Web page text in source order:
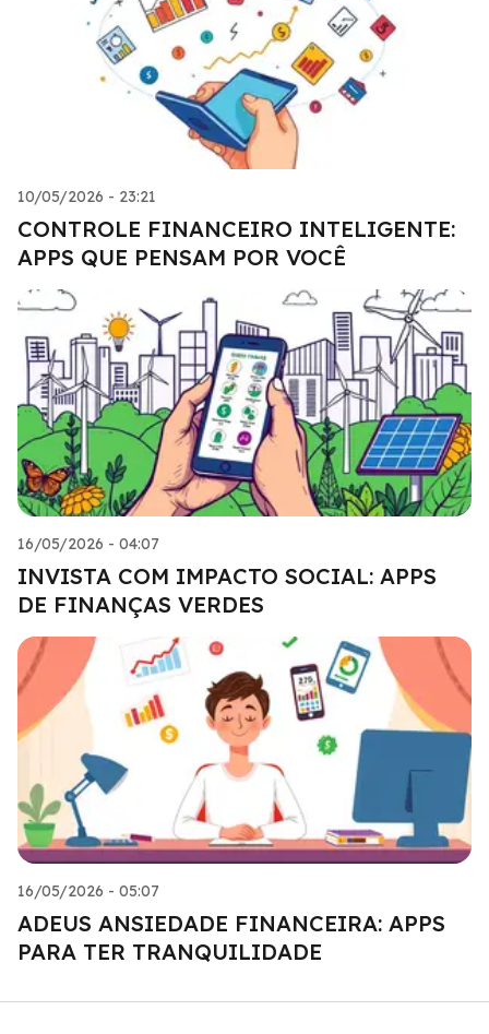
10/05/2026 - 23:21
CONTROLE FINANCEIRO INTELIGENTE:
APPS QUE PENSAM POR VOCÊ
16/05/2026 - 04:07
INVISTA COM IMPACTO SOCIAL: APPS
DE FINANÇAS VERDES
16/05/2026 - 05:07
ADEUS ANSIEDADE FINANCEIRA: APPS
PARA TER TRANQUILIDADE